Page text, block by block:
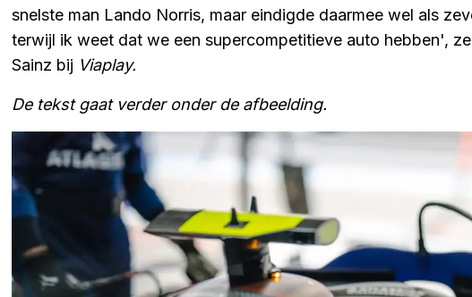
snelste man Lando Norris, maar eindigde daarmee wel als
terwijl ik weet dat we een supercompetitieve auto hebben',
Sainz bij Viaplay.
De tekst gaat verder onder de afbeelding.